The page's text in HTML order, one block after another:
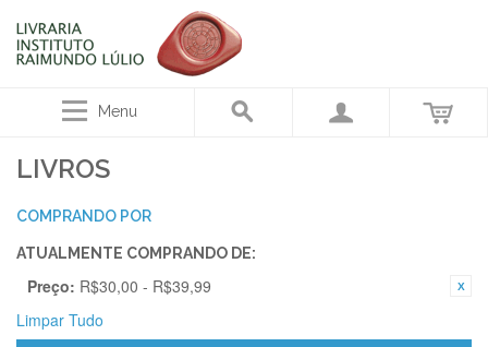
Menu
LIVROS
COMPRANDO POR
ATUALMENTE COMPRANDO DE:
Preço: R$30,00 - R$39,99
Limpar Tudo